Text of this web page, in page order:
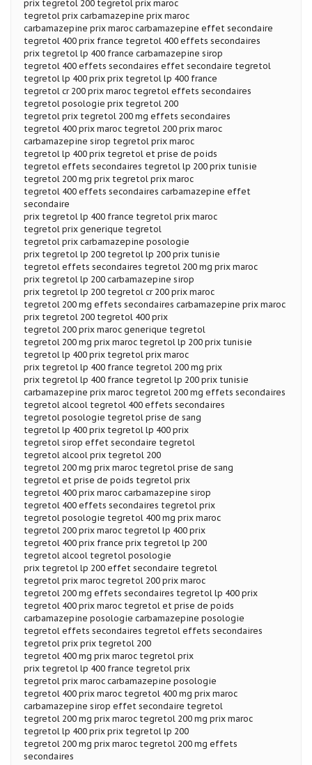
prix tegretol 200 tegretol prix maroc
tegretol prix carbamazepine prix maroc
carbamazepine prix maroc carbamazepine effet secondaire
tegretol 400 prix france tegretol 400 effets secondaires
prix tegretol lp 400 france carbamazepine sirop
tegretol 400 effets secondaires effet secondaire tegretol
tegretol lp 400 prix prix tegretol lp 400 france
tegretol cr 200 prix maroc tegretol effets secondaires
tegretol posologie prix tegretol 200
tegretol prix tegretol 200 mg effets secondaires
tegretol 400 prix maroc tegretol 200 prix maroc
carbamazepine sirop tegretol prix maroc
tegretol lp 400 prix tegretol et prise de poids
tegretol effets secondaires tegretol lp 200 prix tunisie
tegretol 200 mg prix tegretol prix maroc
tegretol 400 effets secondaires carbamazepine effet
secondaire
prix tegretol lp 400 france tegretol prix maroc
tegretol prix generique tegretol
tegretol prix carbamazepine posologie
prix tegretol lp 200 tegretol lp 200 prix tunisie
tegretol effets secondaires tegretol 200 mg prix maroc
prix tegretol lp 200 carbamazepine sirop
prix tegretol lp 200 tegretol cr 200 prix maroc
tegretol 200 mg effets secondaires carbamazepine prix maroc
prix tegretol 200 tegretol 400 prix
tegretol 200 prix maroc generique tegretol
tegretol 200 mg prix maroc tegretol lp 200 prix tunisie
tegretol lp 400 prix tegretol prix maroc
prix tegretol lp 400 france tegretol 200 mg prix
prix tegretol lp 400 france tegretol lp 200 prix tunisie
carbamazepine prix maroc tegretol 200 mg effets secondaires
tegretol alcool tegretol 400 effets secondaires
tegretol posologie tegretol prise de sang
tegretol lp 400 prix tegretol lp 400 prix
tegretol sirop effet secondaire tegretol
tegretol alcool prix tegretol 200
tegretol 200 mg prix maroc tegretol prise de sang
tegretol et prise de poids tegretol prix
tegretol 400 prix maroc carbamazepine sirop
tegretol 400 effets secondaires tegretol prix
tegretol posologie tegretol 400 mg prix maroc
tegretol 200 prix maroc tegretol lp 400 prix
tegretol 400 prix france prix tegretol lp 200
tegretol alcool tegretol posologie
prix tegretol lp 200 effet secondaire tegretol
tegretol prix maroc tegretol 200 prix maroc
tegretol 200 mg effets secondaires tegretol lp 400 prix
tegretol 400 prix maroc tegretol et prise de poids
carbamazepine posologie carbamazepine posologie
tegretol effets secondaires tegretol effets secondaires
tegretol prix prix tegretol 200
tegretol 400 mg prix maroc tegretol prix
prix tegretol lp 400 france tegretol prix
tegretol prix maroc carbamazepine posologie
tegretol 400 prix maroc tegretol 400 mg prix maroc
carbamazepine sirop effet secondaire tegretol
tegretol 200 mg prix maroc tegretol 200 mg prix maroc
tegretol lp 400 prix prix tegretol lp 200
tegretol 200 mg prix maroc tegretol 200 mg effets
secondaires